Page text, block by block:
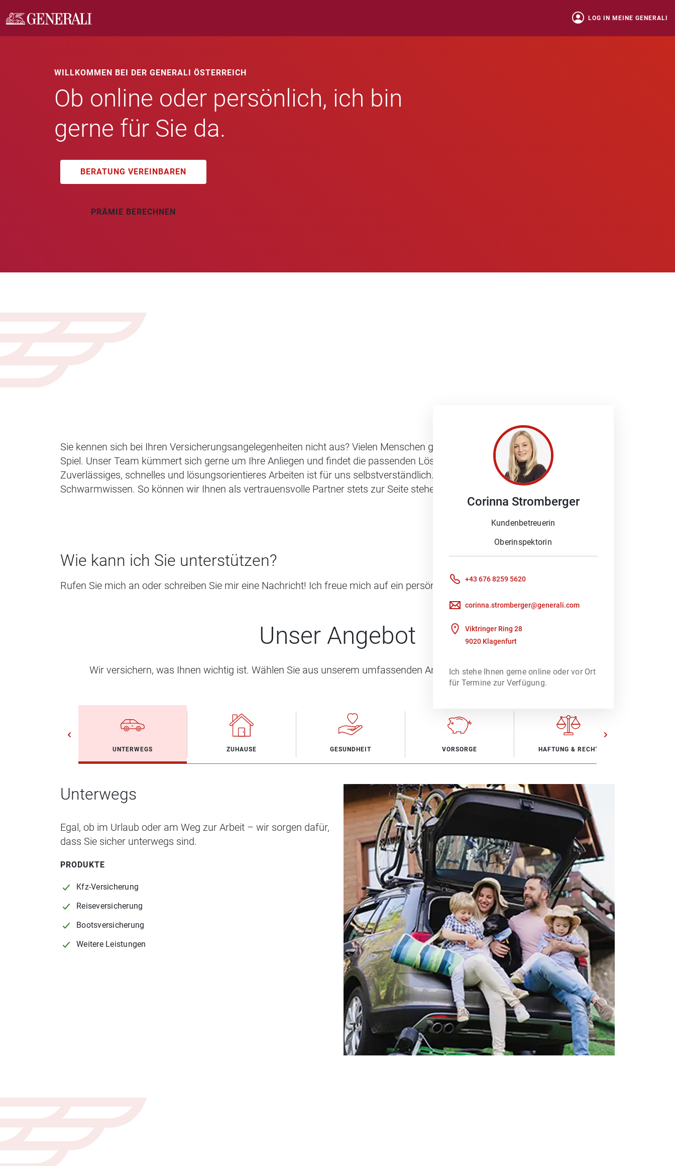
LOG IN MEINE GENERALI
WILLKOMMEN BEI DER GENERALI ÖSTERREICH
Ob online oder persönlich, ich bin
gerne für Sie da.
BERATUNG VEREINBAREN
PRÄMIE BERECHNEN
Corinna Stromberger
Kundenbetreuerin
Oberinspektorin
+43 676 8259 5620
corinna.stromberger@generali.com
Viktringer Ring 28
9020 Klagenfurt
Ich stehe Ihnen gerne online oder vor Ort
für Termine zur Verfügung.
Sie kennen sich bei Ihren Versicherungsangelegenheiten nicht aus? Vielen Menschen geht es so, und genau hier kommen wir in
Spiel. Unser Team kümmert sich gerne um Ihre Anliegen und findet die passenden Lösungen für Ihre Wünsche und Sorgen.
Zuverlässiges, schnelles und lösungsorientieres Arbeiten ist für uns selbstverständlich. Sie profitieren von unserem
Schwarmwissen. So können wir Ihnen als vertrauensvolle Partner stets zur Seite stehen.
Wie kann ich Sie unterstützen?
Rufen Sie mich an oder schreiben Sie mir eine Nachricht! Ich freue mich auf ein persönliches Gespräch.
Unser Angebot
Wir versichern, was Ihnen wichtig ist. Wählen Sie aus unserem umfassenden Angebot an Versicherungsleistungen.
UNTERWEGS ZUHAUSE GESUNDHEIT VORSORGE HAFTUNG & RECHT
Unterwegs
Egal, ob im Urlaub oder am Weg zur Arbeit – wir sorgen dafür,
dass Sie sicher unterwegs sind.
PRODUKTE
Kfz-Versicherung
Reiseversicherung
Bootsversicherung
Weitere Leistungen